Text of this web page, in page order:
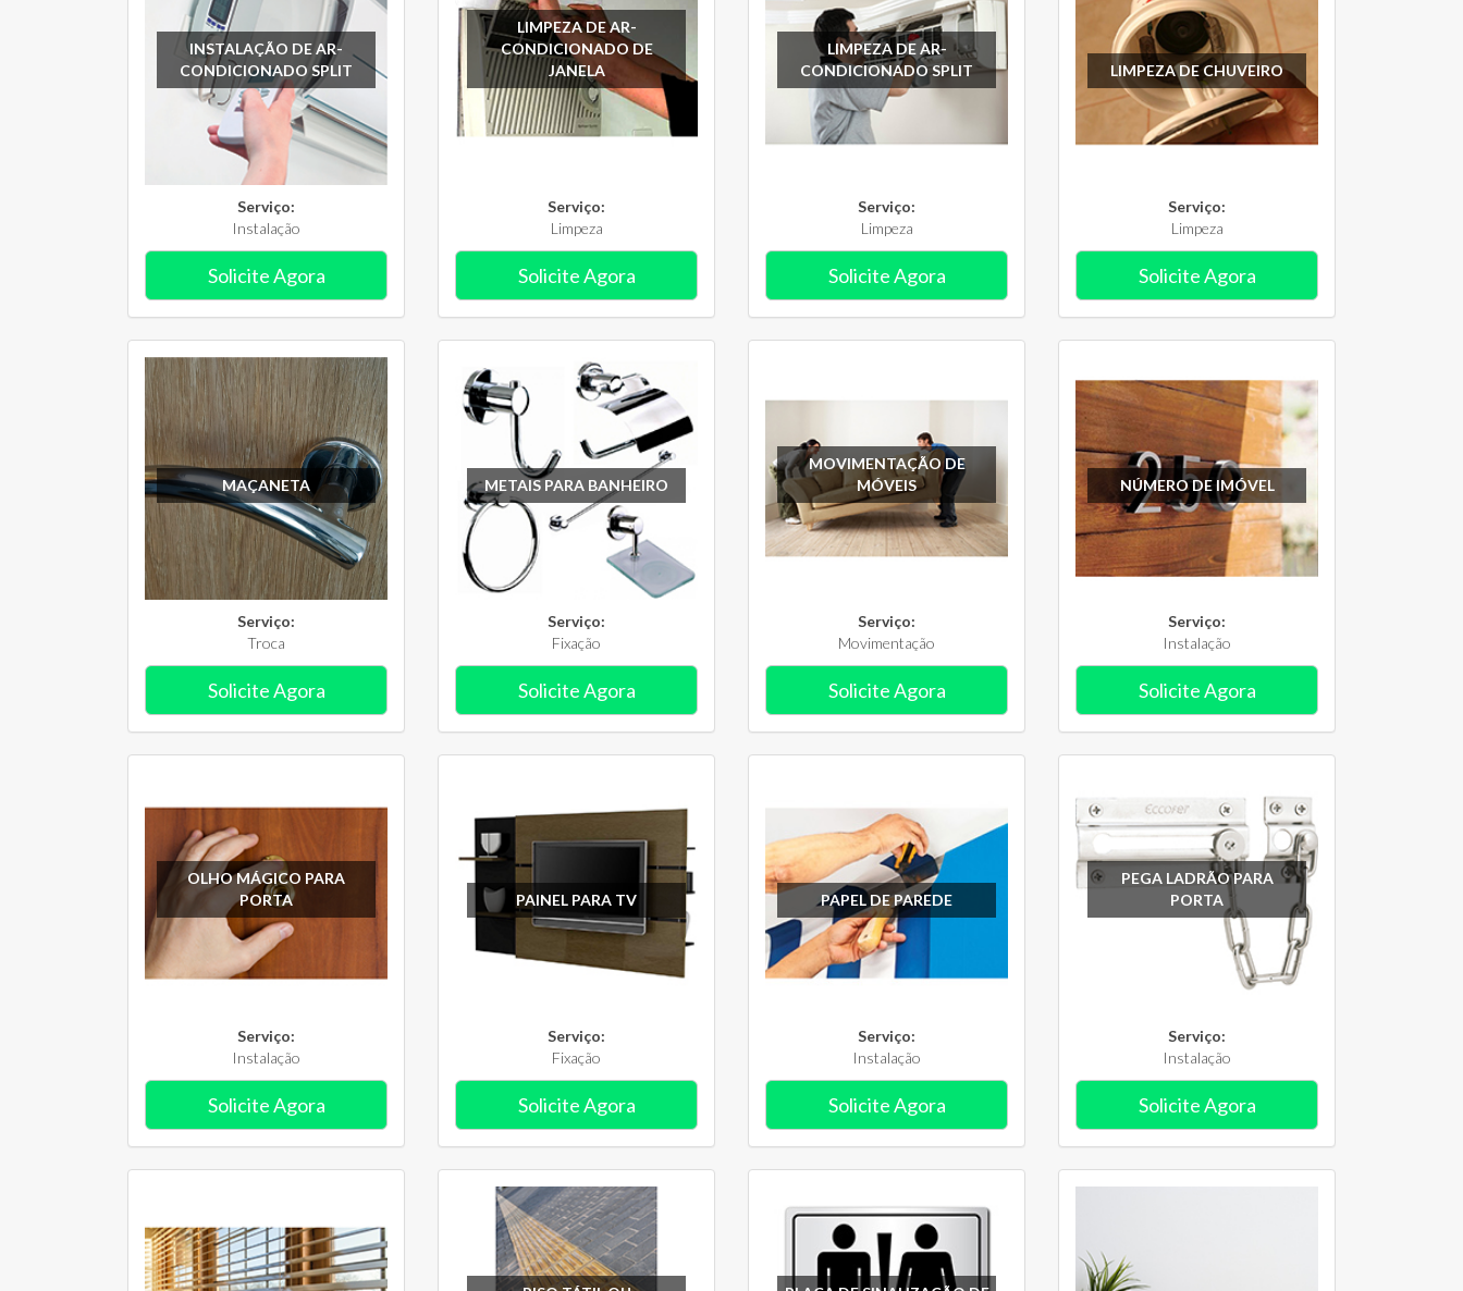
INSTALAÇÃO DE AR-
CONDICIONADO SPLIT
Serviço:
Instalação
Solicite Agora
LIMPEZA DE AR-
CONDICIONADO DE
JANELA
Serviço:
Limpeza
Solicite Agora
LIMPEZA DE AR-
CONDICIONADO SPLIT
Serviço:
Limpeza
Solicite Agora
LIMPEZA DE CHUVEIRO
Serviço:
Limpeza
Solicite Agora
MAÇANETA
Serviço:
Troca
Solicite Agora
METAIS PARA BANHEIRO
Serviço:
Fixação
Solicite Agora
MOVIMENTAÇÃO DE
MÓVEIS
Serviço:
Movimentação
Solicite Agora
NÚMERO DE IMÓVEL
Serviço:
Instalação
Solicite Agora
OLHO MÁGICO PARA
PORTA
Serviço:
Instalação
Solicite Agora
PAINEL PARA TV
Serviço:
Fixação
Solicite Agora
PAPEL DE PAREDE
Serviço:
Instalação
Solicite Agora
PEGA LADRÃO PARA
PORTA
Serviço:
Instalação
Solicite Agora